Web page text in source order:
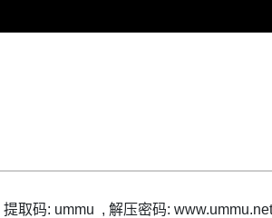
提取码: ummu , 解压密码: www.ummu.net